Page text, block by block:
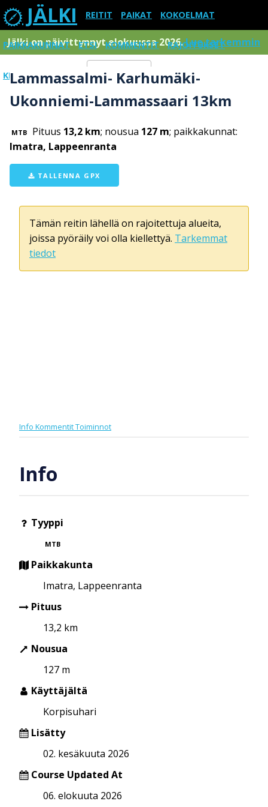
JÄLKI REITIT PAIKAT KOKOELMAT
PAIKKAKUNNAT ETSI KOMMENTIT RAJOITUKSET
KIRJAUDU SISÄÄN Menu
Jälki on päivittynnyt elokuussa 2026.Lue tarkemmin
Lammassalmi- Karhumäki-
Ukonniemi-Lammassaari 13km
MTB Pituus 13,2 km; nousua 127 m; paikkakunnat:
Imatra, Lappeenranta
TALLENNA GPX
Tämän reitin lähellä on rajoitettuja alueita,
joissa pyöräily voi olla kiellettyä. Tarkemmat
tiedot
Info KommentitToiminnot
Info
Tyyppi
MTB
Paikkakunta
Imatra, Lappeenranta
Pituus
13,2 km
Nousua
127 m
Käyttäjältä
Korpisuhari
Lisätty
02. kesäkuuta 2026
Course Updated At
06. elokuuta 2026